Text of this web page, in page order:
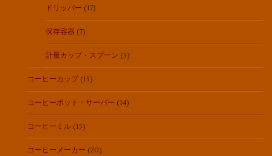
ドリッパー (17)
保存容器 (7)
計量カップ・スプーン (5)
コーヒーカップ (15)
コーヒーポット・サーバー (14)
コーヒーミル (15)
コーヒーメーカー (20)